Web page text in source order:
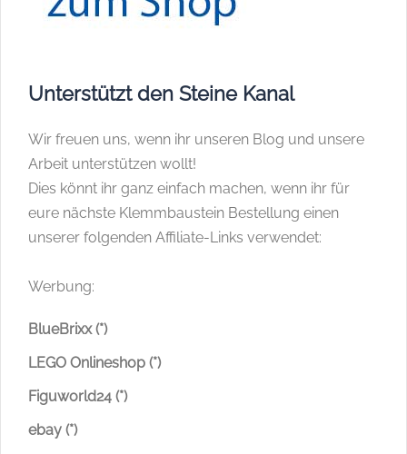
Unterstützt den Steine Kanal
Wir freuen uns, wenn ihr unseren Blog und unsere
Arbeit unterstützen wollt!
Dies könnt ihr ganz einfach machen, wenn ihr für
eure nächste Klemmbaustein Bestellung einen
unserer folgenden Affiliate-Links verwendet:
Werbung:
BlueBrixx (*)
LEGO Onlineshop (*)
Figuworld24 (*)
ebay (*)